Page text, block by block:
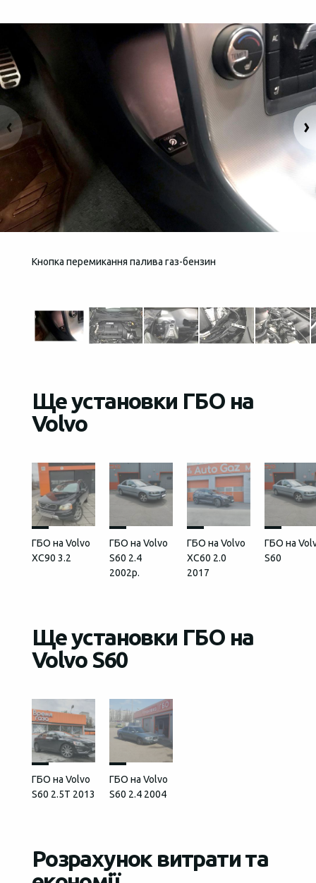
Кнопка перемикання палива газ-бензин
Ще установки ГБО на
Volvo
ГБО на Volvo
XC90 3.2
ГБО на Volvo
S60 2.4
2002р.
ГБО на Volvo
XC60 2.0
2017
ГБО на
S60
Ще установки ГБО на
Volvo S60
ГБО на Volvo
S60 2.5T 2013
ГБО на Volvo
S60 2.4 2004
Розрахунок витрати та